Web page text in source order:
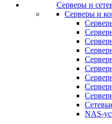
Серверы и
Серверы и
NAS-